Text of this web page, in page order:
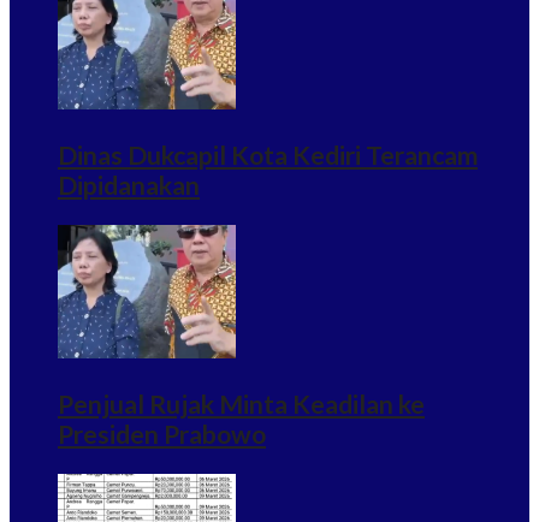
Dinas Dukcapil Kota Kediri Terancam
Dipidanakan
Penjual Rujak Minta Keadilan ke
Presiden Prabowo